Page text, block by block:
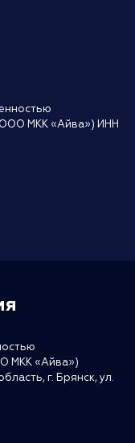
МКК «Айва») ИНН
МКК «Айва»)
г. Брянск, ул.